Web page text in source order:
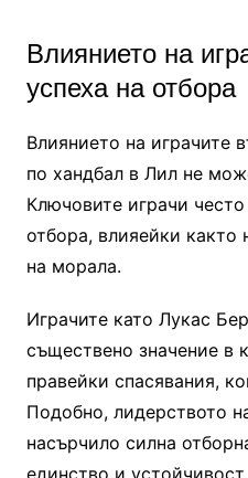
Влиянието на
успеха на отбора
Влиянието на играчите
по хандбал в Лил не
Ключовите играчи
отбора, влияейки както
на морала.
Играчите като Лукас
съществено значение в
правейки спасявания,
Подобно, лидерството
насърчило силна
единство и устойчивост.